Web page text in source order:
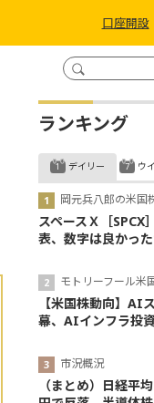
口座開設
ランキング
デイリー
岡元兵八郎の米国
スペースＸ［SPCX
表、数字は良かっ
モトリーフール米
【米国株動向】AI
幕、AIインフラ投
市況概況
（まとめ）日経平
ウ